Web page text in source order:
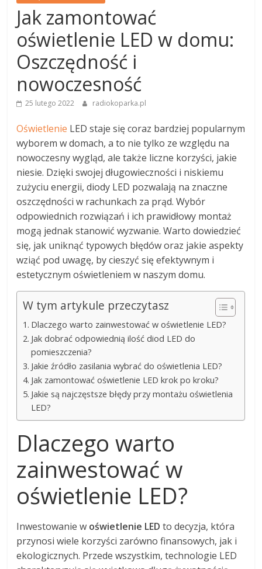
Jak zamontować
oświetlenie LED w domu:
Oszczędność i
nowoczesność
25 lutego 2022 radiokoparka.pl
Oświetlenie LED staje się coraz bardziej popularnym
wyborem w domach, a to nie tylko ze względu na
nowoczesny wygląd, ale także liczne korzyści, jakie
niesie. Dzięki swojej długowieczności i niskiemu
zużyciu energii, diody LED pozwalają na znaczne
oszczędności w rachunkach za prąd. Wybór
odpowiednich rozwiązań i ich prawidłowy montaż
mogą jednak stanowić wyzwanie. Warto dowiedzieć
się, jak uniknąć typowych błędów oraz jakie aspekty
wziąć pod uwagę, by cieszyć się efektywnym i
estetycznym oświetleniem w naszym domu.
W tym artykule przeczytasz
Dlaczego warto zainwestować w oświetlenie LED?
Jak dobrać odpowiednią ilość diod LED do
pomieszczenia?
Jakie źródło zasilania wybrać do oświetlenia LED?
Jak zamontować oświetlenie LED krok po kroku?
Jakie są najczęstsze błędy przy montażu oświetlenia
LED?
Dlaczego warto
zainwestować w
oświetlenie LED?
Inwestowanie w oświetlenie LED to decyzja, która
przynosi wiele korzyści zarówno finansowych, jak i
ekologicznych. Przede wszystkim, technologie LED